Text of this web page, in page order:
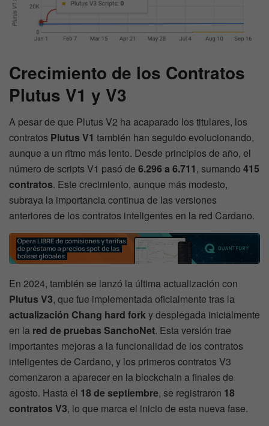
Crecimiento de los Contratos
Plutus V1 y V3
A pesar de que Plutus V2 ha acaparado los titulares, los
contratos Plutus V1 también han seguido evolucionando,
aunque a un ritmo más lento. Desde principios de año, el
número de scripts V1 pasó de 6.296 a 6.711, sumando 415
contratos. Este crecimiento, aunque más modesto,
subraya la importancia continua de las versiones
anteriores de los contratos inteligentes en la red Cardano.
En 2024, también se lanzó la última actualización con
Plutus V3, que fue implementada oficialmente tras la
actualización Chang hard forky desplegada inicialmente
en la red de pruebas SanchoNet. Esta versión trae
importantes mejoras a la funcionalidad de los contratos
inteligentes de Cardano, y los primeros contratos V3
comenzaron a aparecer en la blockchain a finales de
agosto. Hasta el 18 de septiembre, se registraron 18
contratos V3, lo que marca el inicio de esta nueva fase.